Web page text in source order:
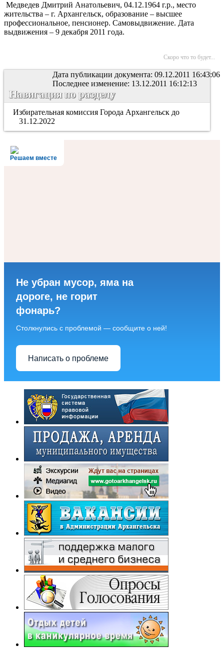
Медведев Дмитрий Анатольевич, 04.12.1964 г.р., место
жительства – г. Архангельск, образование – высшее
профессиональное, пенсионер. Самовыдвижение. Дата
выдвижения – 9 декабря 2011 года.
Скоро что то будет...
Дата публикации документа: 09.12.2011 16:43:06
Последнее изменение: 13.12.2011 16:12:13
Навигация по разделу
Избирательная комиссия Города Архангельск до
31.12.2022
Решаем вместе
Не убран мусор, яма на
дороге, не горит
фонарь?
Столкнулись с проблемой — сообщите о ней!
Написать о проблеме